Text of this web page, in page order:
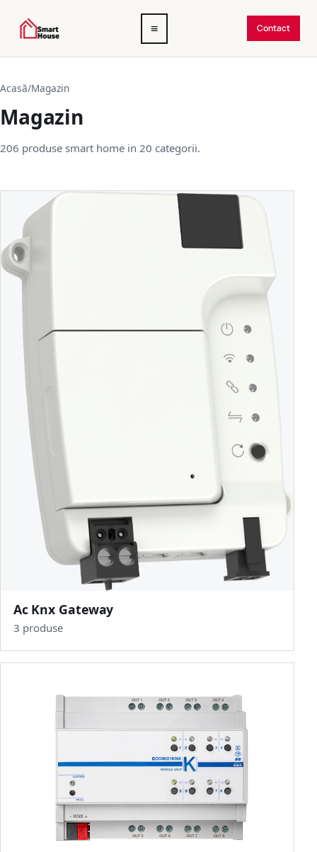
Deschide
meniul
≡ Contact
Acasă/Magazin
Magazin
206 produse smart home in 20 categorii.
Ac Knx Gateway
3 produse